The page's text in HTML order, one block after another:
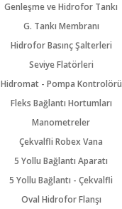
Genleşme ve Hidrofor Tankı
G. Tankı Membranı
Hidrofor Basınç Şalterleri
Seviye Flatörleri
Hidromat - Pompa Kontrolörü
Fleks Bağlantı Hortumları
Manometreler
Çekvalfli Robex Vana
5 Yollu Bağlantı Aparatı
5 Yollu Bağlantı - Çekvalfli
Oval Hidrofor Flanşı